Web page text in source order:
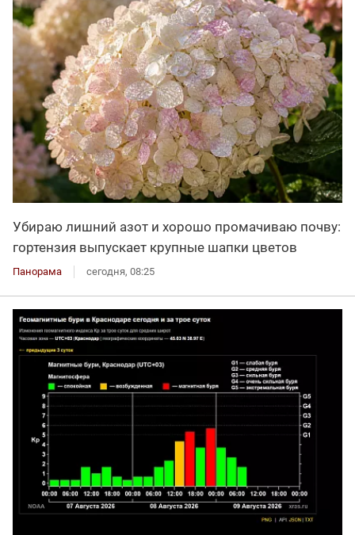
Убираю лишний азот и хорошо промачиваю почву:
гортензия выпускает крупные шапки цветов
Панорама сегодня, 08:25